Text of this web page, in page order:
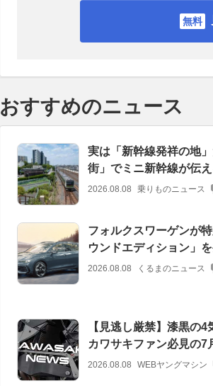
おすすめのニュース
実は「新幹線発祥の地
街」でミニ新幹線が伝
2026.08.08 乗りものニュース
フォルクスワーゲンが
ウンドエディション」
2026.08.08 くるまのニュース
【見逃し厳禁】漆黒の
カワサキファン必見の7
2026.08.08 WEBヤングマシン